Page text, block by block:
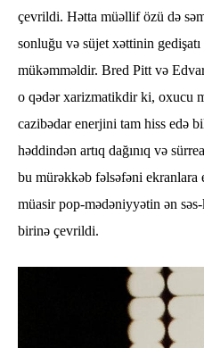
çevrildi. Hətta müəllif özü də
sonluğu və süjet xəttinin gedişatı
mükəmməldir. Bred Pitt və
o qədər xarizmatikdir ki, oxucu
cazibədar enerjini tam hiss edə
həddindən artıq dağınıq və
bu mürəkkəb fəlsəfəni ekranlara
müasir pop-mədəniyyətin ən
birinə çevrildi.